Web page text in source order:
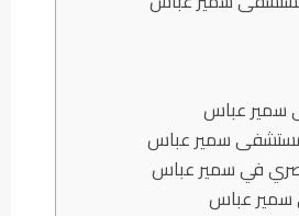
سمير عباس
مستشفى سمير عباس
في سمير عباس
عباس